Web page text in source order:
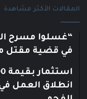
المقالات الأكثر مشاهدة
“غسلوا مسرح
في قضية مقتل
انطلاق العمل